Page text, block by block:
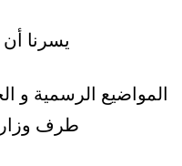
يسرنا
المواضيع الرسمية و
طرف وزارة